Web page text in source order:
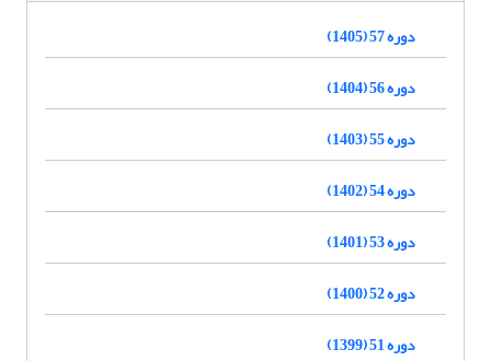
دوره 57 (1405)
دوره 56 (1404)
دوره 55 (1403)
دوره 54 (1402)
دوره 53 (1401)
دوره 52 (1400)
دوره 51 (1399)